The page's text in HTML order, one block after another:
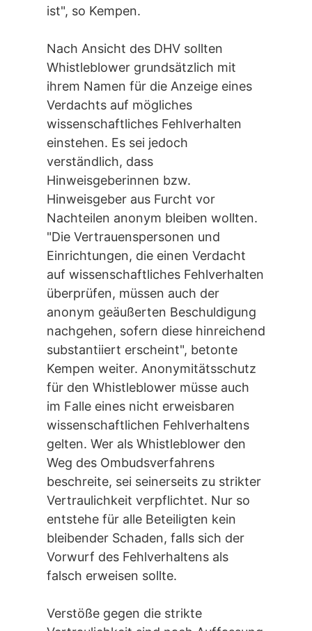
ist", so Kempen.
Nach Ansicht des DHV sollten
Whistleblower grundsätzlich mit
ihrem Namen für die Anzeige eines
Verdachts auf mögliches
wissenschaftliches Fehlverhalten
einstehen. Es sei jedoch
verständlich, dass
Hinweisgeberinnen bzw.
Hinweisgeber aus Furcht vor
Nachteilen anonym bleiben wollten.
"Die Vertrauenspersonen und
Einrichtungen, die einen Verdacht
auf wissenschaftliches Fehlverhalten
überprüfen, müssen auch der
anonym geäußerten Beschuldigung
nachgehen, sofern diese hinreichend
substantiiert erscheint", betonte
Kempen weiter. Anonymitätsschutz
für den Whistleblower müsse auch
im Falle eines nicht erweisbaren
wissenschaftlichen Fehlverhaltens
gelten. Wer als Whistleblower den
Weg des Ombudsverfahrens
beschreite, sei seinerseits zu strikter
Vertraulichkeit verpflichtet. Nur so
entstehe für alle Beteiligten kein
bleibender Schaden, falls sich der
Vorwurf des Fehlverhaltens als
falsch erweisen sollte.
Verstöße gegen die strikte